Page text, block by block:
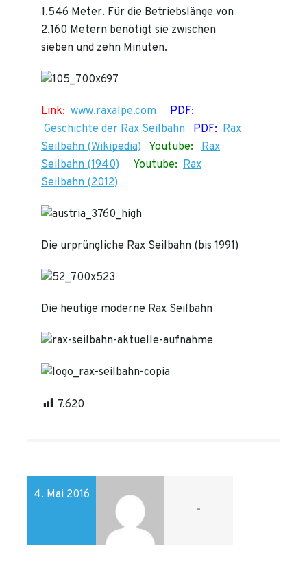
1.546 Meter. Für die Betriebslänge von
2.160 Metern benötigt sie zwischen
sieben und zehn Minuten.
Link: www.raxalpe.com
PDF:
Geschichte der Rax Seilbahn
PDF: Rax
Seilbahn (Wikipedia)
Youtube:
Rax
Seilbahn (1940)
Youtube: Rax
Seilbahn (2012)
Die urprüngliche Rax Seilbahn (bis 1991)
Die heutige moderne Rax Seilbahn
7.620
4. Mai 2016
-